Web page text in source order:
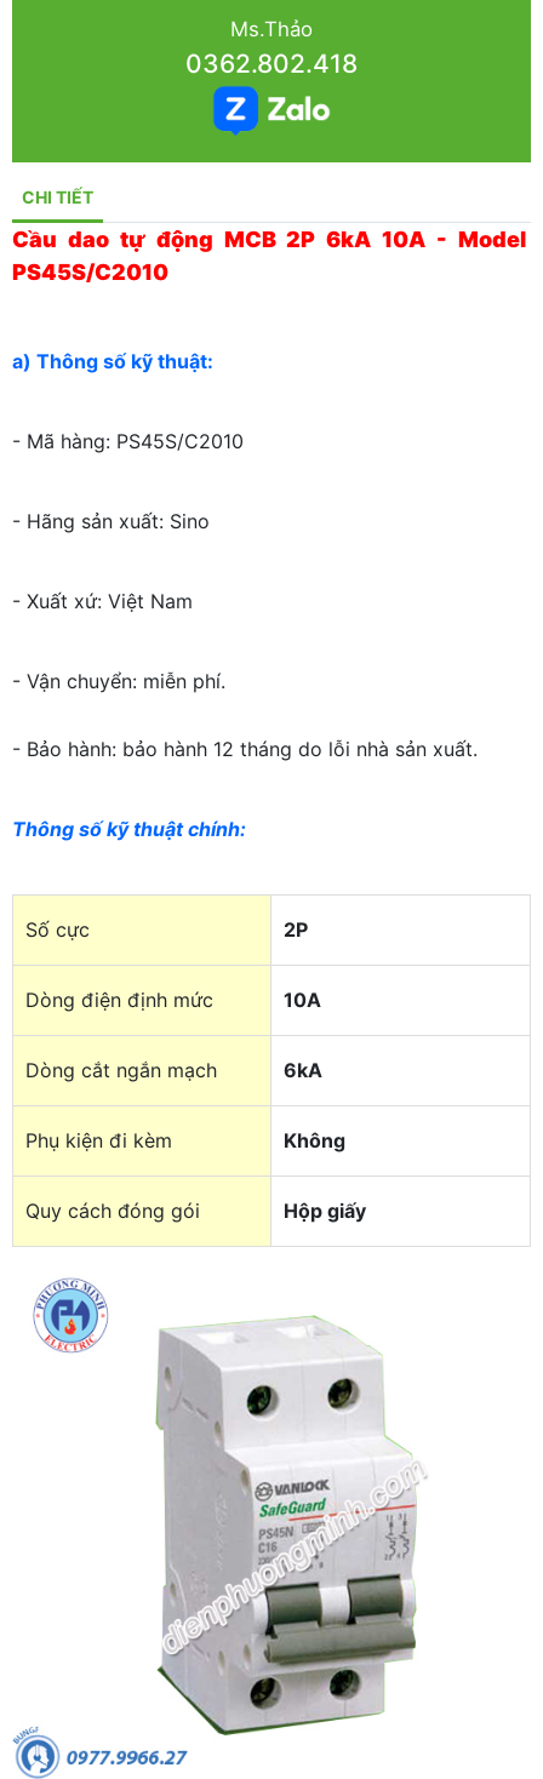
Ms.Thảo
0362.802.418
CHI TIẾT
Cầu dao tự động MCB 2P 6kA 10A - Model
PS45S/C2010
a) Thông số kỹ thuật:
- Mã hàng: PS45S/C2010
- Hãng sản xuất: Sino
- Xuất xứ: Việt Nam
- Vận chuyển: miễn phí.
- Bảo hành: bảo hành 12 tháng do lỗi nhà sản xuất.
Thông số kỹ thuật chính:
Số cực 2P
Dòng điện định mức 10A
Dòng cắt ngắn mạch 6kA
Phụ kiện đi kèm Không
Quy cách đóng gói Hộp giấy